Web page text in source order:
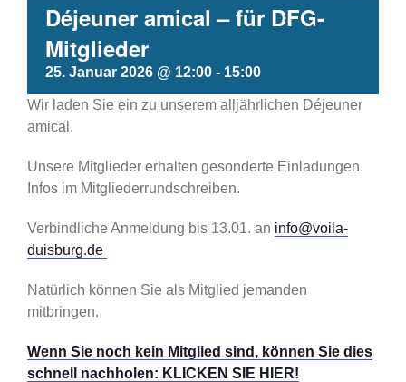
Déjeuner amical – für DFG-
Mitglieder
25. Januar 2026 @ 12:00 - 15:00
Wir laden Sie ein zu unserem alljährlichen Déjeuner
amical.
Unsere Mitglieder erhalten gesonderte Einladungen.
Infos im Mitgliederrundschreiben.
Verbindliche Anmeldung bis 13.01. an info@voila-
duisburg.de
Natürlich können Sie als Mitglied jemanden
mitbringen.
Wenn Sie noch kein Mitglied sind, können Sie dies
schnell nachholen: KLICKEN SIE HIER!